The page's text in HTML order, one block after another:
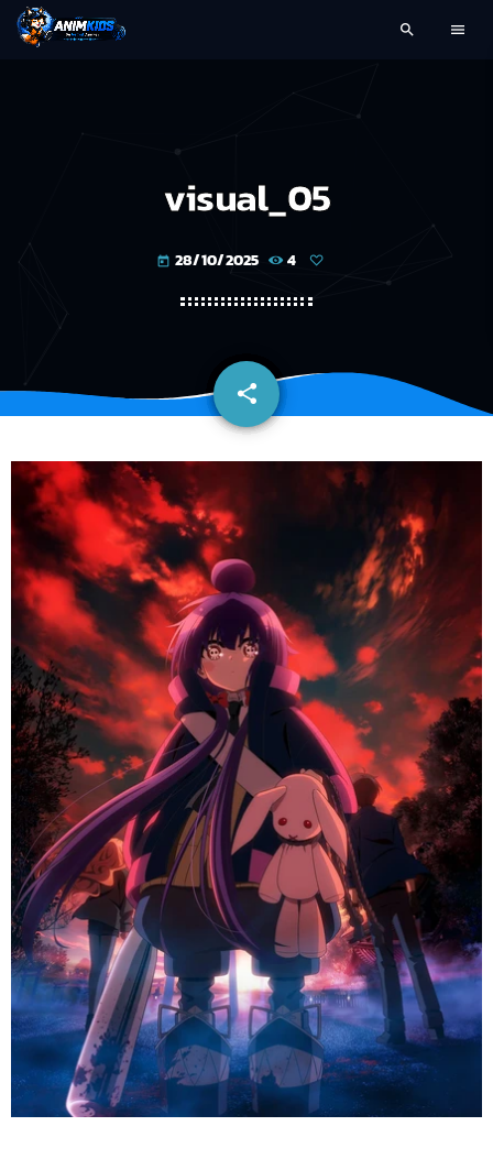
search menu
visual_05
today 28/10/2025 4
share
email